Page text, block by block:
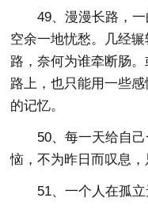
49、漫漫长路，
空余一地忧愁。几经
路，奈何为谁牵断肠
路上，也只能用一些
的记忆。
50、每一天给自
恼，不为昨日而叹息，
51、一个人在孤